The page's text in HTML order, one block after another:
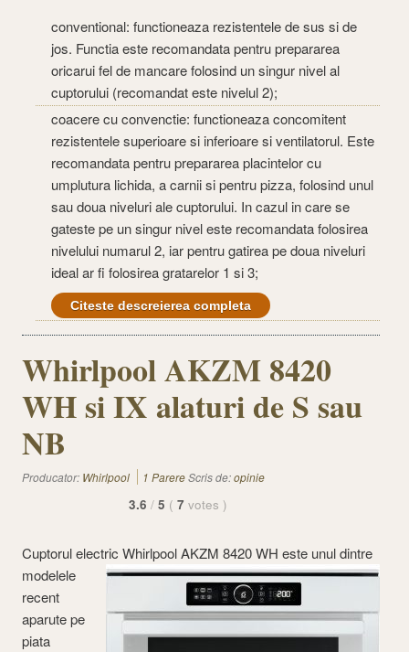
conventional: functioneaza rezistentele de sus si de
jos. Functia este recomandata pentru prepararea
oricarui fel de mancare folosind un singur nivel al
cuptorului (recomandat este nivelul 2);
coacere cu convenctie: functioneaza concomitent
rezistentele superioare si inferioare si ventilatorul. Este
recomandata pentru prepararea placintelor cu
umplutura lichida, a carnii si pentru pizza, folosind unul
sau doua niveluri ale cuptorului. In cazul in care se
gateste pe un singur nivel este recomandata folosirea
nivelului numarul 2, iar pentru gatirea pe doua niveluri
ideal ar fi folosirea gratarelor 1 si 3;
Citeste descreierea completa
Whirlpool AKZM 8420
WH si IX alaturi de S sau
NB
Producator: Whirlpool 1 ParereScris de:opinie
3.6 / 5 ( 7 votes )
Cuptorul electric Whirlpool AKZM 8420 WH este unul dintre
modelele
recent
aparute pe
piata